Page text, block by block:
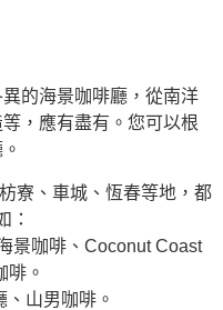
的海景咖啡廳，從南洋
，應有盡有。您可以根
寮、車城、恆春等地，都
：
景咖啡、Coconut Coast
啡。
、山男咖啡。